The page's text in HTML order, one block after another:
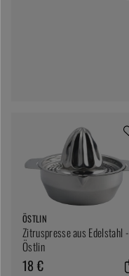
ÖSTLIN
Zitruspresse aus Edelstahl -
Östlin
18 €